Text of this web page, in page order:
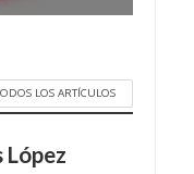
LOS ARTÍCULOS
López